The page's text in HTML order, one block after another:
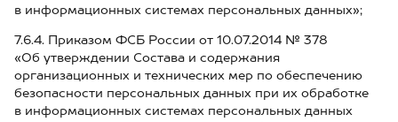
в информационных системах персональных данных»;
7.6.4. Приказом ФСБ России от 10.07.2014 № 378
«Об утверждении Состава и содержания
организационных и технических мер по обеспечению
безопасности персональных данных при их обработке
в информационных системах персональных данных